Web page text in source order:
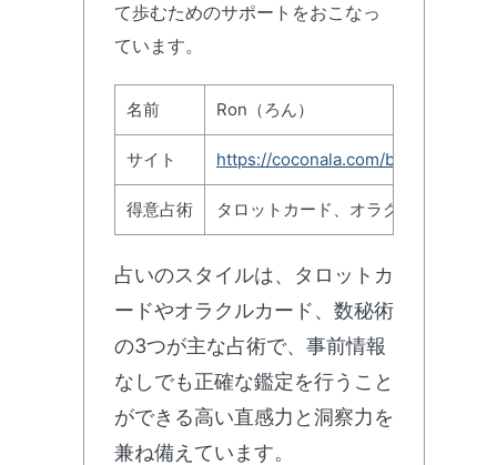
て歩むためのサポートをおこなっ
ています。
名前 Ron（ろん）
サイト https://coconala.com/blogs/
得意占術 タロットカード、オラクルカード、
占いのスタイルは、タロットカ
ードやオラクルカード、数秘術
の3つが主な占術で、事前情報
なしでも正確な鑑定を行うこと
ができる高い直感力と洞察力を
兼ね備えています。